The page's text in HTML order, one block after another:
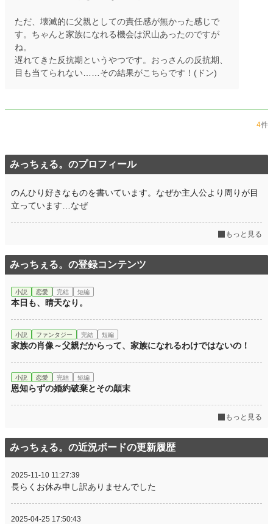
ただ、壊滅的に父親としての責任感が無かった感じで
す。ちゃんと家族になれる機会は沢山あったのですが
ね。
遅れてきた反抗期というやつです。おっさんの反抗期、
目も当てられない……その結果がこちらです！(ドン)
4件
みっちぇる。のプロフィール
のんひり好きなものを書いています。なぜか主人公より周りが目
立っています…なぜ
もっと見る
みっちぇる。の登録コンテンツ
小説 恋愛 完結 短編
本日も、晴天なり。
小説 ファンタジー 完結 短編
家族の肖像～父親だからって、家族になれるわけではないの！
小説 恋愛 完結 短編
恩知らずの婚約破棄とその顛末
もっと見る
みっちぇる。の近況ボードの更新履歴
2025-11-10 11:27:39
長らくお休み申し訳ありませんでした
2025-04-25 17:50:43